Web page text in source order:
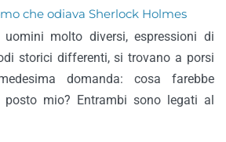
che odiava Sherlock Holmes
uomini molto diversi, espressioni di
storici differenti, si trovano a porsi
domanda: cosa farebbe
posto mio? Entrambi sono legati al